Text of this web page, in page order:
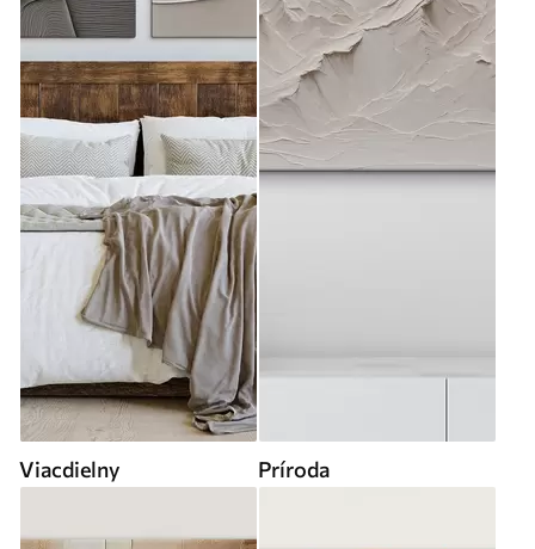
Viacdielny Príroda